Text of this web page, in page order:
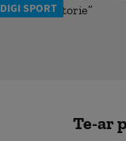
DIGI SPORT
Te-ar